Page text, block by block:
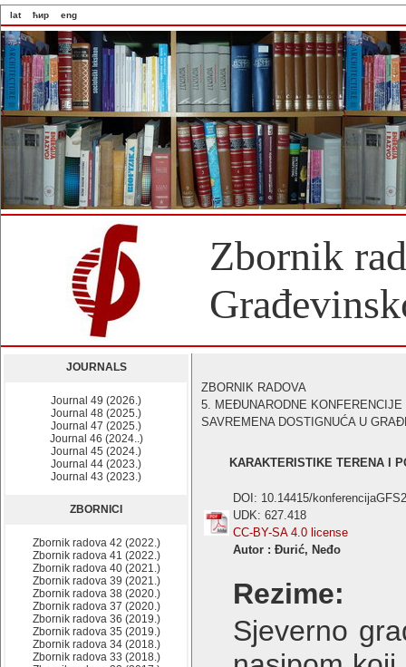
lat ћир eng
Zbornik
JOURNALS
Journal 49 (2026.)
Journal 48 (2025.)
Journal 47 (2025.)
Journal 46 (2024..)
Journal 45 (2024.)
Journal 44 (2023.)
Journal 43 (2023.)
ZBORNICI
Zbornik radova 42 (2022.)
Zbornik radova 41 (2022.)
Zbornik radova 40 (2021.)
Zbornik radova 39 (2021.)
Zbornik radova 38 (2020.)
Zbornik radova 37 (2020.)
Zbornik radova 36 (2019.)
Zbornik radova 35 (2019.)
Zbornik radova 34 (2018.)
Zbornik radova 33 (2018.)
ZBORNIK RADOVA
5. MEĐUNARODNE KONFERENCIJE
SAVREMENA DOSTIGNUĆA U
KARAKTERISTIKE TERENA I
DOI: 10.14415/
UDK: 627.418
CC-BY-SA 4.0 license
Autor : Đurić, Neđo
Rezime:
Sjeverno